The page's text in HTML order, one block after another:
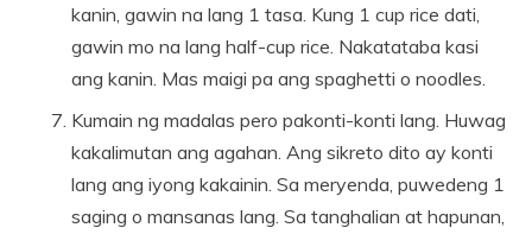
kanin, gawin na lang 1 tasa. Kung 1 cup rice dati,
gawin mo na lang half-cup rice. Nakatataba kasi
ang kanin. Mas maigi pa ang spaghetti o noodles.
Kumain ng madalas pero pakonti-konti lang. Huwag
kakalimutan ang agahan. Ang sikreto dito ay konti
lang ang iyong kakainin. Sa meryenda, puwedeng 1
saging o mansanas lang. Sa tanghalian at hapunan,